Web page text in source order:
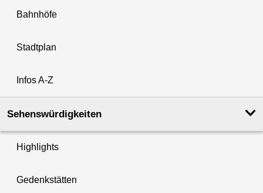
Bahnhöfe
Stadtplan
Infos A-Z
Sehenswürdigkeiten
Highlights
Gedenkstätten